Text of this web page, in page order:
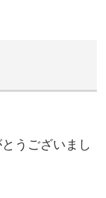
うございまし